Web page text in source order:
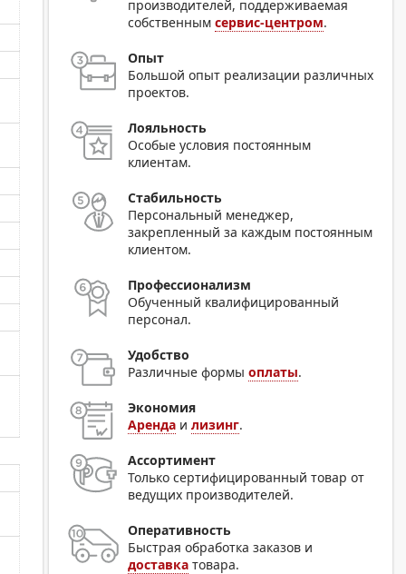
производителей, поддерживаемая
собственнымсервис-центром.
Опыт
Большой опыт реализации различных
проектов.
Лояльность
Особые условия постоянным
клиентам.
Стабильность
Персональный менеджер,
закрепленный за каждым постоянным
клиентом.
Профессионализм
Обученный квалифицированный
персонал.
Удобство
Различные формыоплаты.
Экономия
Аренда илизинг.
Ассортимент
Только сертифицированный товар от
ведущих производителей.
Оперативность
Быстрая обработка заказов и
доставка товара.